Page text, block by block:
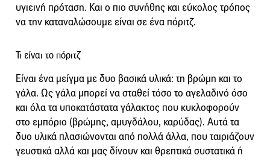
υγιεινή πρόταση. Και ο πιο συνήθης και εύκολος τρόπος
να την καταναλώσουμε είναι σε ένα πόριτζ.
Τι είναι το πόριτζ
Είναι ένα μείγμα με δυο βασικά υλικά: τη βρώμη και το
γάλα. Ως γάλα μπορεί να σταθεί τόσο το αγελαδινό όσο
και όλα τα υποκατάστατα γάλακτος που κυκλοφορούν
στο εμπόριο (βρώμης, αμυγδάλου, καρύδας). Αυτά τα
δυο υλικά πλασιώνονται από πολλά άλλα, που ταιριάζουν
γευστικά αλλά και μας δίνουν και θρεπτικά συστατικά ή